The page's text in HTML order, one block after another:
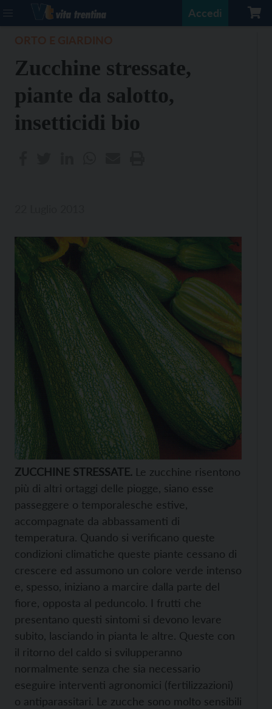
Accedi
Zucchine stressate,
piante da salotto,
insetticidi bio
ZUCCHINE STRESSATE. Le zucchine risentono
più di altri ortaggi delle piogge, siano esse
passeggere o temporalesche estive,
accompagnate da abbassamenti di
temperatura. Quando si verificano queste
condizioni climatiche queste piante cessano di
crescere ed assumono un colore verde intenso
e, spesso, iniziano a marcire dalla parte del
fiore, opposta al peduncolo. I frutti che
presentano questi sintomi si devono levare
subito, lasciando in pianta le altre. Queste con
il ritorno del caldo si svilupperanno
normalmente senza che sia necessario
eseguire interventi agronomici (fertilizzazioni)
o antiparassitari. Le zucche sono molto sensibili